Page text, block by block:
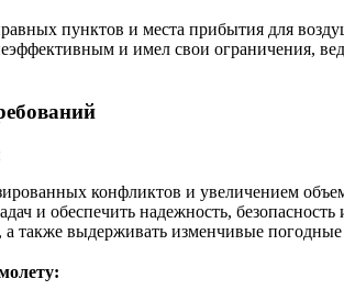
пунктов и места прибытия для
и имел свои ограничения,
конфликтов и увеличением
и обеспечить надежность,
также выдерживать изменчивые